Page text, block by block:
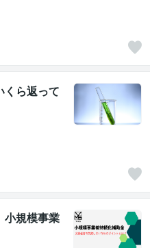
くら返って
小規模事業